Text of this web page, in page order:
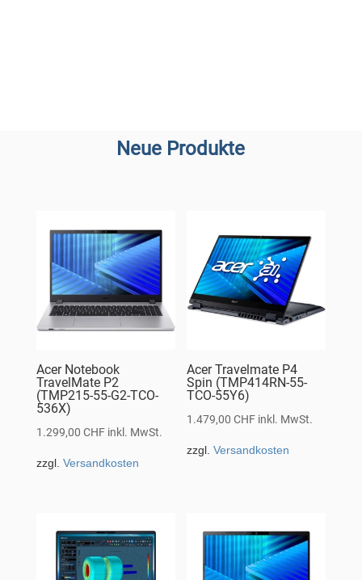
Neue Produkte
Acer Notebook
TravelMate P2
(TMP215-55-G2-TCO-
536X)
1.299,00 CHF inkl. MwSt.
zzgl. Versandkosten
Acer Travelmate P4
Spin (TMP414RN-55-
TCO-55Y6)
1.479,00CHF inkl. MwSt.
zzgl.Versandkosten